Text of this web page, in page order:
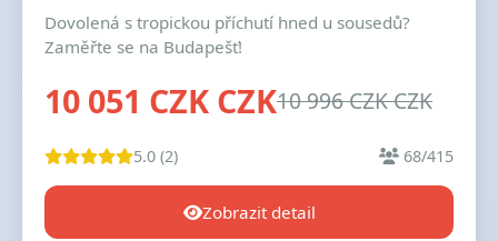
Dovolená s tropickou příchutí hned u sousedů?
Zaměřte se na Budapešť!
10 051 CZK CZK10 996 CZK CZK
5.0 (2) 68/415
Zobrazit detail